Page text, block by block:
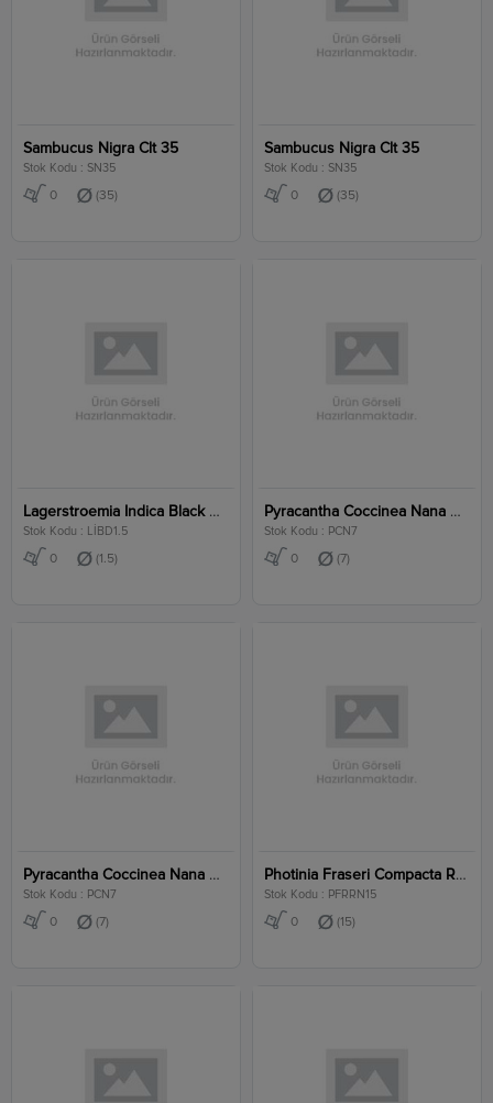
Sambucus Nigra Clt 35
Stok Kodu : SN35
0 (35)
Sambucus Nigra Clt 35
Stok Kodu : SN35
0 (35)
Lagerstroemia Indica Black Diamond Red Hot Clt 1.5
Stok Kodu : LİBD1.5
0 (1.5)
Pyracantha Coccinea Nana Clt 7
Stok Kodu : PCN7
0 (7)
Pyracantha Coccinea Nana Clt 7
Stok Kodu : PCN7
0 (7)
Photinia Fraseri Compacta Robusta Clt 15
Stok Kodu : PFRRN15
0 (15)